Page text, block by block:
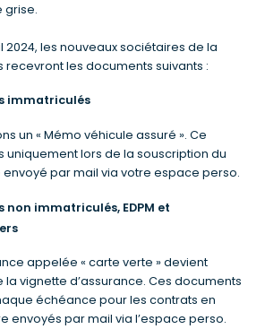
grise.
2024, les nouveaux sociétaires de la
recevront les documents suivants :
immatriculés
un « Mémo véhicule assuré ». Ce
uniquement lors de la souscription du
par mail via votre espace perso.
non immatriculés, EDPM et
appelée « carte verte » devient
vignette d’assurance. Ces documents
échéance pour les contrats en
envoyés par mail via l’espace perso.